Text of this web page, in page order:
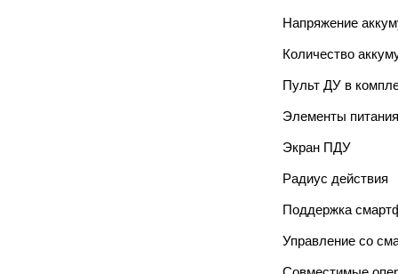
Напряжение
Количество
Пульт ДУ в
Элементы
Экран ПДУ
Радиус действия
Поддержка
Управление со